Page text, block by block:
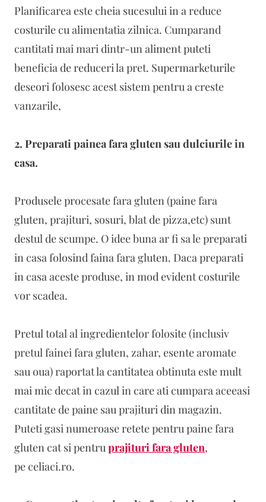
Planificarea este cheia sucesului in a reduce
costurile cu alimentatia zilnica. Cumparand
cantitati mai mari dintr-un aliment puteti
beneficia de reduceri la pret. Supermarketurile
deseori folosesc acest sistem pentru a creste
vanzarile,
2. Preparati painea fara gluten sau dulciurile in
casa.
Produsele procesate fara gluten (paine fara
gluten, prajituri, sosuri, blat de pizza,etc) sunt
destul de scumpe. O idee buna ar fi sa le preparati
in casa folosind faina fara gluten. Daca preparati
in casa aceste produse, in mod evident costurile
vor scadea.
Pretul total al ingredientelor folosite (inclusiv
pretul fainei fara gluten, zahar, esente aromate
sau oua) raportat la cantitatea obtinuta este mult
mai mic decat in cazul in care ati cumpara aceeasi
cantitate de paine sau prajituri din magazin.
Puteti gasi numeroase retete pentru paine fara
gluten cat si pentruprajituri fara gluten,
pe celiaci.ro.